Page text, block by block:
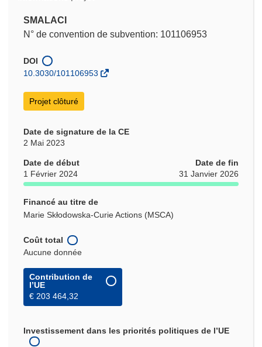
SMALACI
N° de convention de subvention: 101106953
DOI
10.3030/101106953
Projet clôturé
Date de signature de la CE
2 Mai 2023
Date de début
1 Février 2024
Date de fin
31 Janvier 2026
Financé au titre de
Marie Skłodowska-Curie Actions (MSCA)
Coût total
Aucune donnée
Contribution de
l’UE
€ 203 464,32
Investissement dans les priorités politiques de l’UE